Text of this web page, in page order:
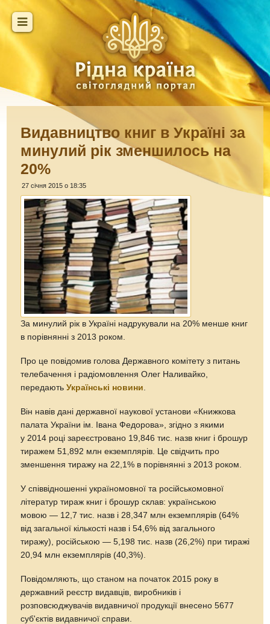
Видавництво книг в Україні за
минулий рік зменшилось на
20%
27 січня 2015 о 18:35
За минулий рік в Україні надрукували на 20% менше книг
в порівнянні з 2013 роком.
Про це повідомив голова Державного комітету з питань
телебачення і радіомовлення Олег Наливайко,
передаютьУкраїнські новини
Він навів дані державної наукової установи «Книжкова
палата України ім. Івана Федорова», згідно з якими
у 2014 році зареєстровано 19,846 тис. назв книг і брошур
тиражем 51,892 млн екземплярів. Це свідчить про
зменшення тиражу на 22,1% в порівнянні з 2013 роком.
У співвідношенні україномовної та російськомовної
літератур тираж книг і брошур склав: українською
мовою — 12,7 тис. назв і 28,347 млн екземплярів (64%
від загальної кількості назв і 54,6% від загального
тиражу), російською — 5,198 тис. назв (26,2%) при тиражі
20,94 млн екземплярів (40,3%).
Повідомляють, що станом на початок 2015 року в
державний реєстр видавців, виробників і
розповсюджувачів видавничої продукції внесено 5677
суб'єктів видавничої справи.